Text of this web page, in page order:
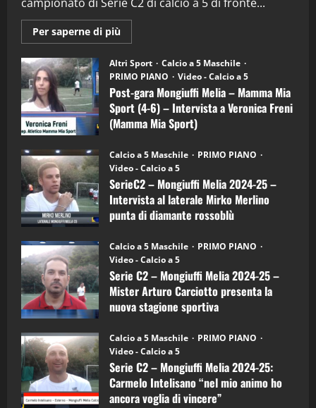
Per saperne di più
informazioni
Post-
gara
Mongiuffi
Melia
–
Mamma
Mia
Sport
6)
–
Intervista
a
mister
Arturo
Carciotto
(Mongiuffi
Altri Sport
Calcio a 5 Maschile
PRIMO PIANO
Video - Calcio a 5
Post-gara Mongiuffi Melia – Mamma Mia
Sport (4-6) – Intervista a Veronica Freni
(Mamma Mia Sport)
Calcio a 5 Maschile
PRIMO PIANO
Video - Calcio a 5
SerieC2 – Mongiuffi Melia 2024-25 –
Intervista al laterale Mirko Merlino
punta di diamante rossoblù
Calcio a 5 Maschile
PRIMO PIANO
Video - Calcio a 5
Serie C2 – Mongiuffi Melia 2024-25 –
Mister Arturo Carciotto presenta la
nuova stagione sportiva
Calcio a 5 Maschile
PRIMO PIANO
Video - Calcio a 5
Serie C2 – Mongiuffi Melia 2024-25:
Carmelo Intelisano “nel mio animo ho
ancora voglia di vincere”
2
“SportEmpire” in Podcast: 29^ Puntata
(Martedi 28 Aprile 2026)
28/04/2026
3
“SportEmpire” in Podcast: 28^ Puntata
(Martedi 21 Aprile 2026)
21/04/2026
4
“SportEmpire” in Podcast: 27^ Puntata
(Martedi 14 Aprile 2026)
15/04/2026